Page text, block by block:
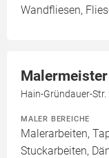
Wandfliesen,
Hain-Gründauer-
MALER BEREICHE
Malerarbeiten,
Stuckarbeiten,